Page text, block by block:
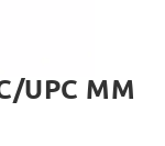
UPC MM